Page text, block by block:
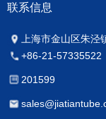
联系信息
上海市金山区朱
+86-21-57335522
201599